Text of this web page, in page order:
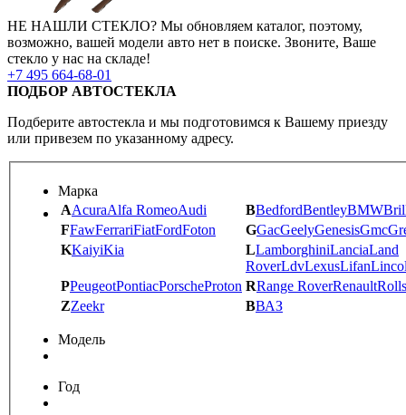
НЕ НАШЛИ СТЕКЛО? Мы обновляем каталог, поэтому,
возможно, вашей модели авто нет в поиске. Звоните, Ваше
стекло у нас на складе!
+7 495 664-68-01
ПОДБОР АВТОСТЕКЛА
Подберите автостекла и мы подготовимся к Вашему приезду
или привезем по указанному адресу.
Марка
AAcuraAlfa RomeoAudi BBedfordBentleyBMW
FFawFerrariFiatFordFoton GGacGeelyGenesisGmc
KKaiyiKia LLamborghiniLanciaLand
RoverLdvLexusLifan
PPeugeotPontiacPorscheProton RRange RoverRenault
ZZeekr ВВАЗ
Модель
Год